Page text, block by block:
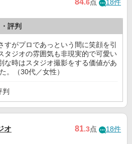
84.6点 18件
評判
すがプロであっという間に笑顔を引
タジオの雰囲気も非現実的で可愛い
な時はスタジオ撮影をする価値があ
。（30代／女性）
オ 81.3点 18件